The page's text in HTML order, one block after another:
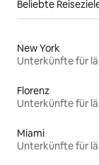
Beliebte
New York
Florenz
Miami